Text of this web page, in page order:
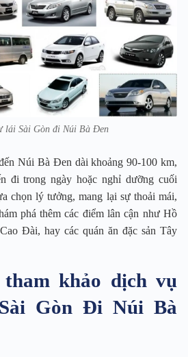
lái Sài Gòn đi Núi Bà Đen
Núi Bà Đen dài khoảng 90-100 km,
đi trong ngày hoặc nghỉ dưỡng cuối
chọn lý tưởng, mang lại sự thoải mái,
phá thêm các điểm lân cận như Hồ
Đài, hay các quán ăn đặc sản Tây
khảo dịch vụ
Gòn Đi Núi Bà